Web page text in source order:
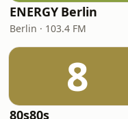
ENERGY Berlin
Berlin · 103.4 FM
8
80s80s